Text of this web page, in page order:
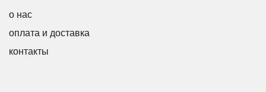
о нас
оплата и доставка
контакты